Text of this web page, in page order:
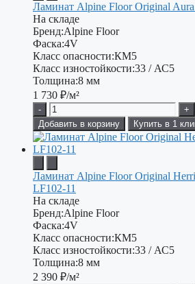
Ламинат Alpine Floor Original
На складе
Бренд:Alpine Floor
Фаска:4V
Класс опасности:КМ5
Класс изностойкости:33 / АС5
Толщина:8 мм
1 730 ₽/м²
-
+
Добавить в корзину
Купить в 1
Ламинат Alpine Floor Original
LF102-11
На складе
Бренд:Alpine Floor
Фаска:4V
Класс опасности:КМ5
Класс изностойкости:33 / АС5
Толщина:8 мм
2 390 ₽/м²